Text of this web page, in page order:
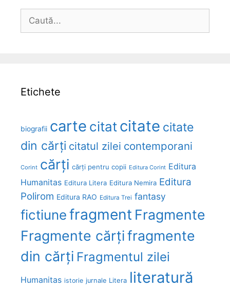
după:
Etichete
biografii carte citatcitate citate
din cărți citatul zilei contemporani
Corint cărți cărți pentru copii Editura Corint Editura
Humanitas Editura Litera Editura Nemira Editura
Polirom Editura RAO Editura Trei fantasy
fictiunefragment Fragmente
Fragmente cărțifragmente
din cărți Fragmentul zilei
Humanitas istorie jurnale Litera literatură